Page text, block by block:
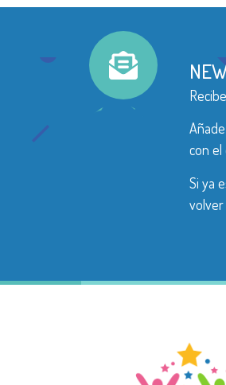
con el
Si ya
volver